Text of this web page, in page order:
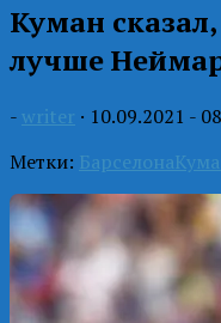
Куман
лучше
- writer · 10.09.2021 -
Метки: Барселона